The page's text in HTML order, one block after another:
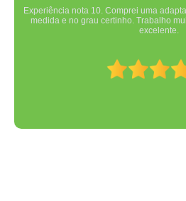
Experiência nota 10. Comprei uma
medida e no grau certinho. Trabalho
excelente.